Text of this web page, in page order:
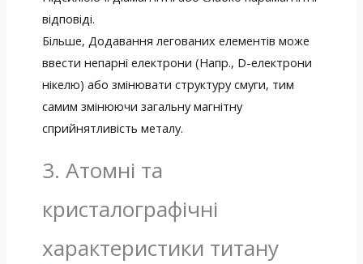
відповіді.
Більше, Додавання легованих елементів може
ввести непарні електрони (Напр., D-електрони
нікелю) або змінювати структуру смуги, тим
самим змінюючи загальну магнітну
сприйнятливість металу.
3. Атомні та
кристалографічні
характеристики титану